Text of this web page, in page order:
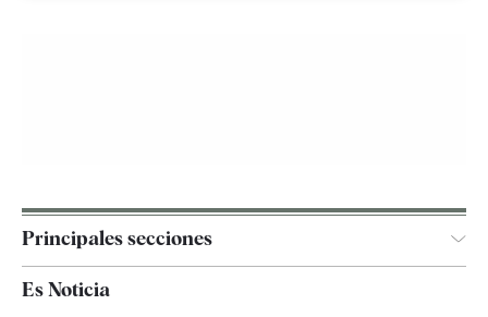
Principales secciones
España
Es Noticia